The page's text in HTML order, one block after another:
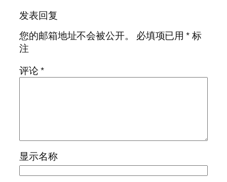
发表回复
您的邮箱地址不会被公开。
必填项已用*标
注
评论*
显示名称